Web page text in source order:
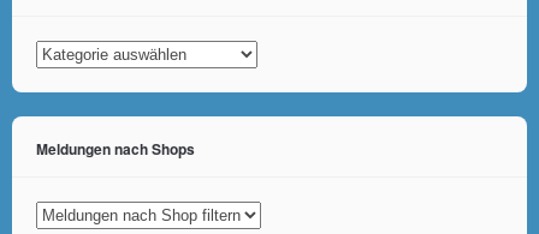
Kategorien
Meldungen nach Shops